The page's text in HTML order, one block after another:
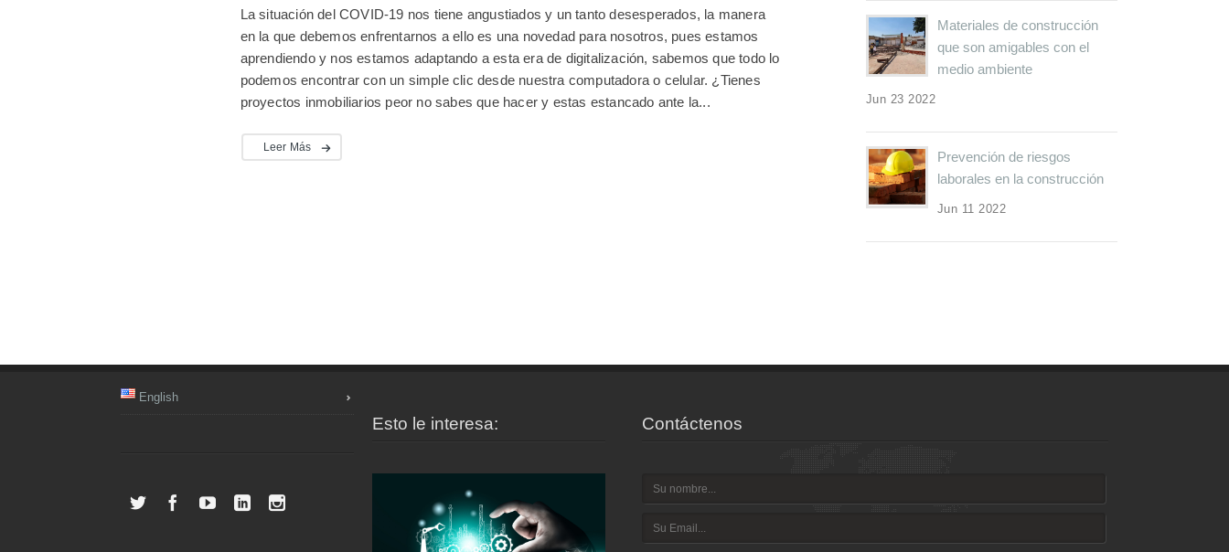
La situación del COVID-19 nos tiene angustiados y un tanto desesperados, la manera
en la que debemos enfrentarnos a ello es una novedad para nosotros, pues estamos
aprendiendo y nos estamos adaptando a esta era de digitalización, sabemos que todo lo
podemos encontrar con un simple clic desde nuestra computadora o celular. ¿Tienes
proyectos inmobiliarios peor no sabes que hacer y estas estancado ante la...
Leer Más
Materiales de construcción
que son amigables con el
medio ambiente
Jun 23 2022
Prevención de riesgos
laborales en la construcción
Jun 11 2022
English
Esto le interesa: Contáctenos